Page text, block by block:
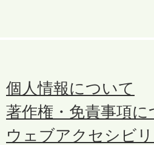
個人情報について
著作権・免責事項
ウェブアクセシビ